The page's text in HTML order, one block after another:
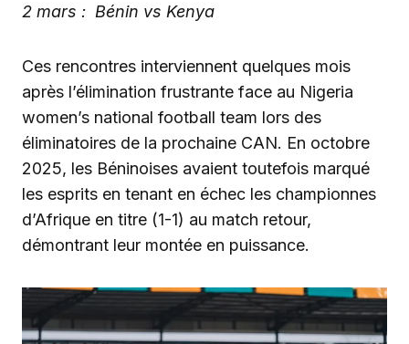
2 mars : Bénin vs Kenya
Ces rencontres interviennent quelques mois
après l’élimination frustrante face au Nigeria
women’s national football team lors des
éliminatoires de la prochaine CAN. En octobre
2025, les Béninoises avaient toutefois marqué
les esprits en tenant en échec les championnes
d’Afrique en titre (1-1) au match retour,
démontrant leur montée en puissance.